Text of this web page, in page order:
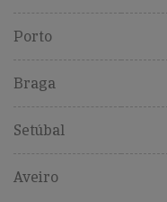
Porto
Braga
Setúbal
Aveiro